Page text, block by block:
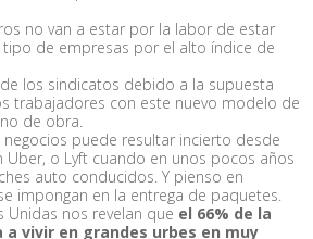
no van a estar por la labor de estar
de empresas por el alto índice de
los sindicatos debido a la supuesta
trabajadores con este nuevo modelo de
de obra.
puede resultar incierto desde
Uber, o Lyft cuando en unos pocos años
auto conducidos. Y pienso en
impongan en la entrega de paquetes.
Unidas nos revelan que el 66% de la
a vivir en grandes urbes en muy